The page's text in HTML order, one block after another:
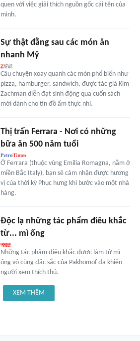
quen với việc giải thích nguồn gốc cái tên của
mình.
Sự thật đằng sau các món ăn
nhanh Mỹ
Câu chuyện xoay quanh các món phổ biến như
pizza, hamburger, sandwich, được tác giả Kim
Zachman diễn đạt sinh động qua cuốn sách
mới dành cho tín đồ ẩm thực nhí.
Thị trấn Ferrara - Nơi có những
bữa ăn 500 năm tuổi
Ở Ferrara (thuộc vùng Emilia Romagna, nằm ở
miền Bắc Italy), bạn sẽ cảm nhận được hương
vị của thời kỳ Phục hưng khi bước vào một nhà
hàng.
Độc lạ những tác phẩm điêu khắc
từ... mì ống
Những tác phẩm điêu khắc được làm từ mì
ống vô cùng đặc sắc của Pakhomof đã khiến
người xem thích thú.
XEM THÊM